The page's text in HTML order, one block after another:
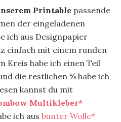
Printable passende
der eingeladenen
ich aus Designpapier
einfach mit einem runden
Kreis habe ich einen Teil
die restlichen ⅝ habe ich
kannst du mit
Multikleber*
ich aus bunter Wolle*